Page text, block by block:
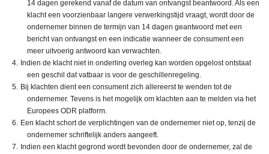
14 dagen gerekend vanaf de datum van ontvangst beantwoord. Als een
klacht een voorzienbaar langere verwerkingstijd vraagt, wordt door de
ondernemer binnen de termijn van 14 dagen geantwoord met een
bericht van ontvangst en een indicatie wanneer de consument een
meer uitvoerig antwoord kan verwachten.
Indien de klacht niet in onderling overleg kan worden opgelost ontstaat
een geschil dat vatbaar is voor de geschillenregeling.
Bij klachten dient een consument zich allereerst te wenden tot de
ondernemer. Tevens is het mogelijk om klachten aan te melden via het
Europees ODR platform.
Een klacht schort de verplichtingen van de ondernemer niet op, tenzij de
ondernemer schriftelijk anders aangeeft.
Indien een klacht gegrond wordt bevonden door de ondernemer, zal de